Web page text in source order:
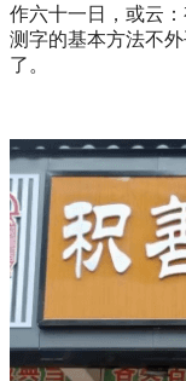
作六十一日，或云：
测字的基本方法不
了。